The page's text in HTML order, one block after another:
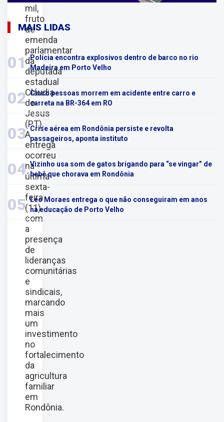
mil,
fruto
de
emenda
parlamentar
da
deputada
estadual
Cláudia
de
Jesus
(PT).
A
entrega
ocorreu
na
última
sexta-
feira
(11)
com
a
presença
de
lideranças
comunitárias
e
sindicais,
marcando
mais
um
investimento
no
fortalecimento
da
agricultura
familiar
em
Rondônia.
MAIS LIDAS
01
Polícia encontra explosivos dentro de barco no rio
Madeira em Porto Velho
02 Cinco pessoas morrem em acidente entre carro e
carreta na BR-364 em RO
03 Crise aérea em Rondônia persiste e revolta
passageiros, aponta instituto
04 Vizinho usa som de gatos brigando para “se vingar” de
bebê que chorava em Rondônia
05 Léo Moraes entrega o que não conseguiram em anos
na educação de Porto Velho